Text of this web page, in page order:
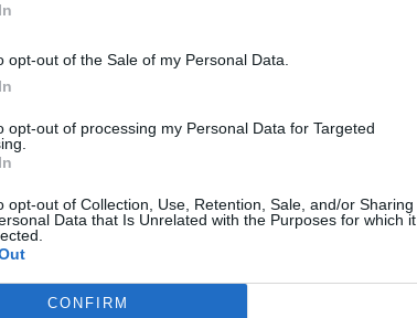
opt-out of the Sale of my Personal Data.
opt-out of processing my Personal Data for Targeted
opt-out of Collection, Use, Retention, Sale, and/or Sharing
Data that Is Unrelated with the Purposes for which it
CONFIRM
narratora w znanej mu przestrzeni miasta